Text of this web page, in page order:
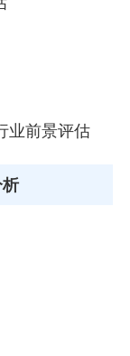
业前景评估